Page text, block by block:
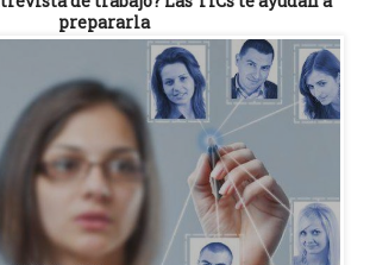
prepararla